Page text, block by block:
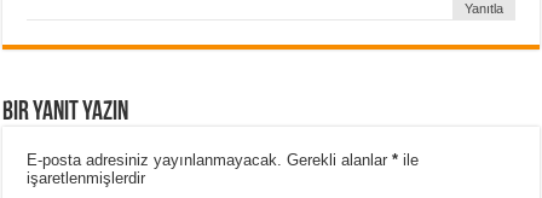
Yanıtla
Bir yanıt yazın
E-posta adresiniz yayınlanmayacak. Gerekli alanlar* ile
işaretlenmişlerdir